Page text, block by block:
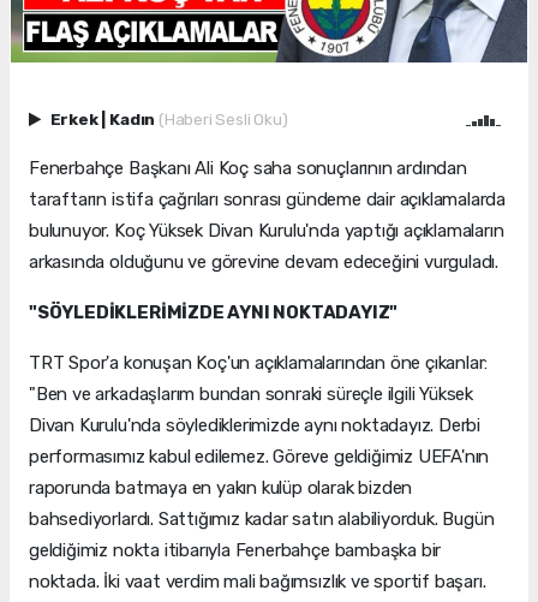
Erkek Kadın (Haberi Sesli Oku)
Fenerbahçe Başkanı Ali Koç saha sonuçlarının ardından
taraftarın istifa çağrıları sonrası gündeme dair açıklamalarda
bulunuyor. Koç Yüksek Divan Kurulu'nda yaptığı açıklamaların
arkasında olduğunu ve görevine devam edeceğini vurguladı.
"SÖYLEDİKLERİMİZDE AYNI NOKTADAYIZ"
TRT Spor'a konuşan Koç'un açıklamalarından öne çıkanlar:
"Ben ve arkadaşlarım bundan sonraki süreçle ilgili Yüksek
Divan Kurulu'nda söylediklerimizde aynı noktadayız. Derbi
performasımız kabul edilemez. Göreve geldiğimiz UEFA'nın
raporunda batmaya en yakın kulüp olarak bizden
bahsediyorlardı. Sattığımız kadar satın alabiliyorduk. Bugün
geldiğimiz nokta itibarıyla Fenerbahçe bambaşka bir
noktada. İki vaat verdim mali bağımsızlık ve sportif başarı.